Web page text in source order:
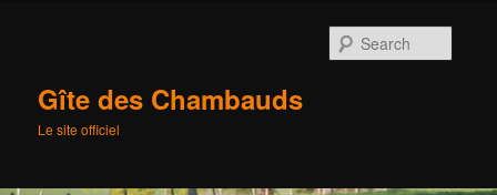
Gîte des Chambauds
Le site officiel